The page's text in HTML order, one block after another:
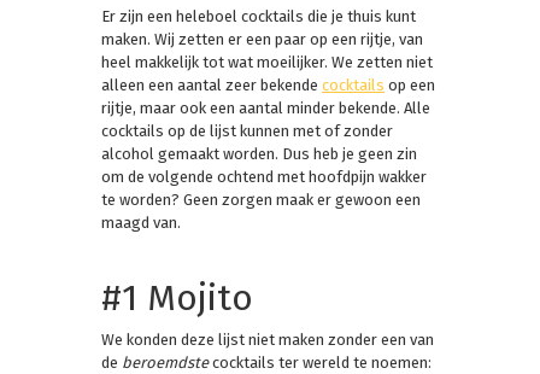
Er zijn een heleboel cocktails die je thuis kunt
maken. Wij zetten er een paar op een rijtje, van
heel makkelijk tot wat moeilijker. We zetten niet
alleen een aantal zeer bekende cocktails op een
rijtje, maar ook een aantal minder bekende. Alle
cocktails op de lijst kunnen met of zonder
alcohol gemaakt worden. Dus heb je geen zin
om de volgende ochtend met hoofdpijn wakker
te worden? Geen zorgen maak er gewoon een
maagd van.
#1 Mojito
We konden deze lijst niet maken zonder een van
de beroemdstecocktails ter wereld te noemen: